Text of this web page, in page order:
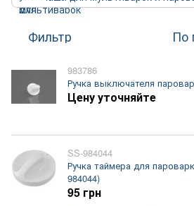
Фильтр По
983786
Ручка выключателя
Цену уточняйте
SS-984044
Ручка таймера для
984044)
95 грн